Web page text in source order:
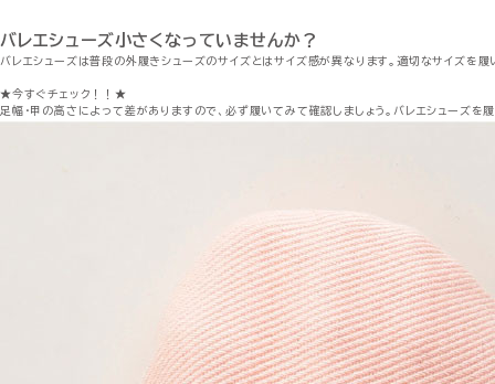
バレエシューズ小さくなっていませんか？
バレエシューズは普段の外履きシューズのサイズとはサイズ感が異なります。適切なサイズを履
★今すぐチェック！！★
足幅・甲の高さによって差がありますので、必ず履いてみて確認しましょう。バレエシューズを